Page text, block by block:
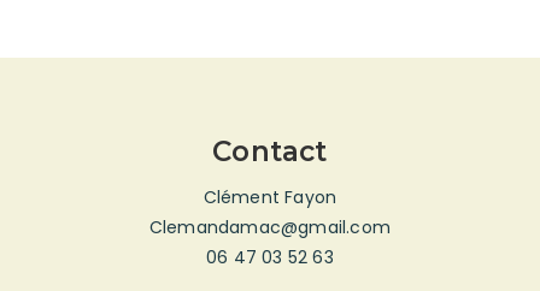
Contact
Clément Fayon
Clemandamac@gmail.com
06 47 03 52 63